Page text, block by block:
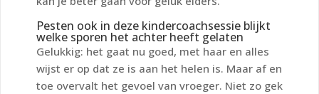
Pesten ook in deze kindercoachsessie blijkt
welke sporen het achter heeft gelaten
Gelukkig: het gaat nu goed, met haar en alles
wijst er op dat ze is aan het helen is. Maar af en
toe overvalt het gevoel van vroeger. Niet zo gek